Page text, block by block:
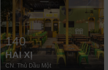
140
HAI XỊ
CN. Thủ Dầu Một